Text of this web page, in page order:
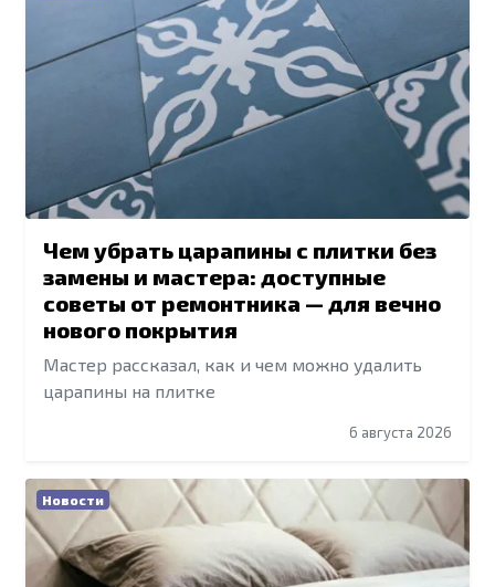
Чем убрать царапины с плитки без
замены и мастера: доступные
советы от ремонтника — для вечно
нового покрытия
Мастер рассказал, как и чем можно удалить
царапины на плитке
6 августа 2026
Новости